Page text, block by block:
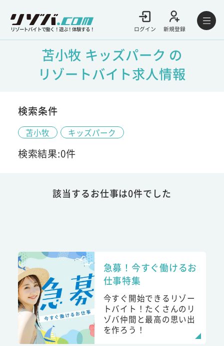
リゾートバイトで働く！遊ぶ！体験する！ ログイン 新規登録
苫小牧 キッズパーク の
リゾートバイト求人情報
検索条件
苫小牧 キッズパーク
検索結果:0件
該当するお仕事は0件でした
急募！今すぐ働けるお
仕事特集
今すぐ開始できるリゾー
トバイト！たくさんのリ
ゾバ仲間と最高の思い出
を作ろう！